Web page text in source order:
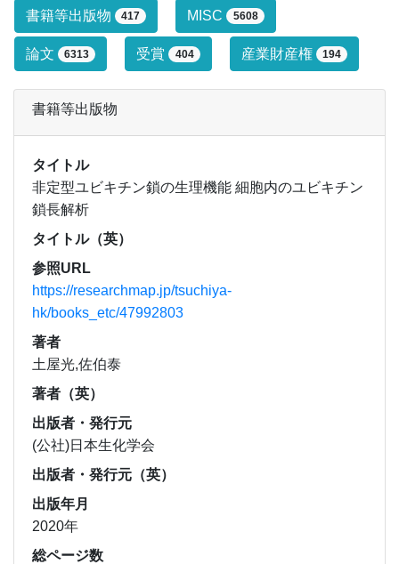
書籍等出版物 417 MISC 5608
論文 6313 受賞 404 産業財産権 194
書籍等出版物
タイトル
非定型ユビキチン鎖の生理機能 細胞内のユビキチン
鎖長解析
タイトル（英）
参照URL
https://researchmap.jp/tsuchiya-
hk/books_etc/47992803
著者
土屋光,佐伯泰
著者（英）
出版者・発行元
(公社)日本生化学会
出版者・発行元（英）
出版年月
2020年
総ページ数